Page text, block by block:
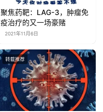
聚焦药靶：LAG-3，肿瘤免
疫治疗的又一场豪赌
2021年11月6日
转载推荐